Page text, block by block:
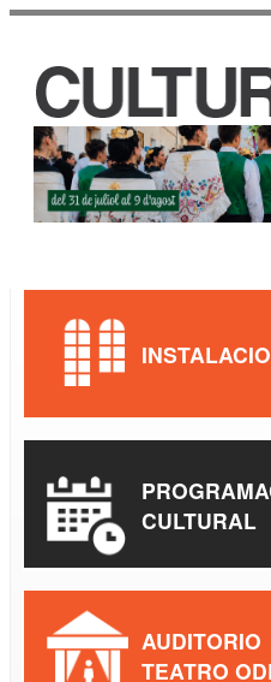
principal
CASA DE
JAUME
CULTURAL
AUDITORIO
TEATRO